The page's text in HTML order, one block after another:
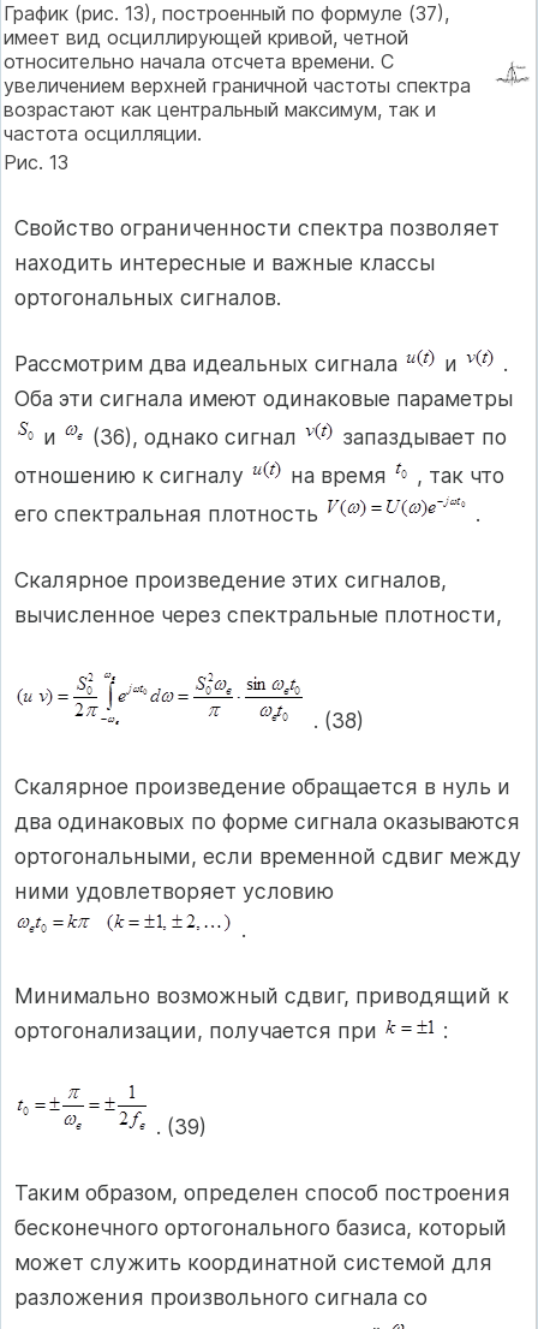
График (рис. 13), построенный по формуле (37),
имеет вид осциллирующей кривой, четной
относительно начала отсчета времени. С
увеличением верхней граничной частоты спектра
возрастают как центральный максимум, так и
частота осцилляции.
Рис. 13
Свойство ограниченности спектра позволяет
находить интересные и важные классы
ортогональных сигналов.
Рассмотрим два идеальных сигнала и
.
Оба эти сигнала имеют одинаковые параметры
и
(36), однако сигнал
запаздывает по
отношению к сигналу
на время
, так что
его спектральная плотность
.
Скалярное произведение этих сигналов,
вычисленное через спектральные плотности,
. (38)
Скалярное произведение обращается в нуль и
два одинаковых по форме сигнала оказываются
ортогональными, если временной сдвиг между
ними удовлетворяет условию
.
Минимально возможный сдвиг, приводящий к
ортогонализации, получается при
:
. (39)
Таким образом, определен способ построения
бесконечного ортогонального базиса, который
может служить координатной системой для
разложения произвольного сигнала со